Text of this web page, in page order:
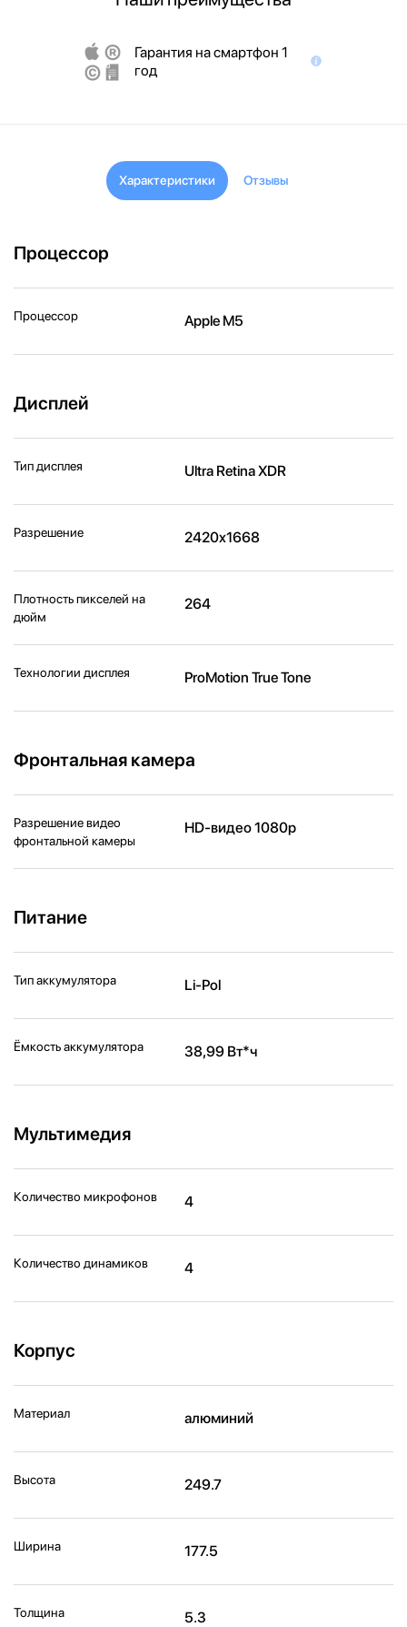
Гарантия на смартфон 1
год
Характеристики Отзывы
Процессор
Процессор Apple M5
Дисплей
Тип дисплея Ultra Retina XDR
Разрешение 2420x1668
Плотность пикселей на
дюйм
264
Технологии дисплея ProMotion True Tone
Фронтальная камера
Разрешение видео
фронтальной камеры
HD-видео 1080p
Питание
Тип аккумулятора Li-Pol
Ёмкость аккумулятора 38,99 Вт*ч
Мультимедия
Количество микрофонов 4
Количество динамиков 4
Корпус
Материал алюминий
Высота 249.7
Ширина 177.5
Толщина 5.3